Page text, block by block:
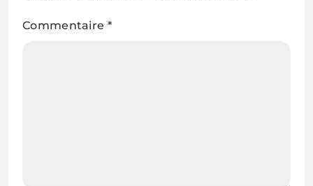
Commentaire *